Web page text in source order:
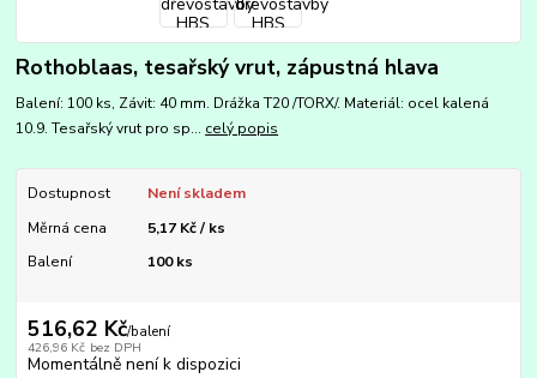
Rothoblaas, tesařský vrut, zápustná hlava
Balení: 100 ks, Závit: 40 mm. Drážka T20 /TORX/. Materiál: ocel kalená
10.9. Tesařský vrut pro sp... celý popis
Dostupnost
Není skladem
Měrná cena
5,17 Kč / ks
Balení
100 ks
516,62 Kč/balení
426,96 Kč bez DPH
Momentálně není k dispozici